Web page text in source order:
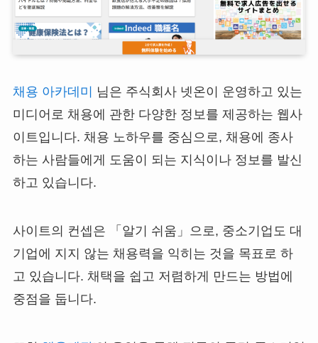
채용 아카데미 님은 주식회사 넷온이 운영하고 있는
미디어로 채용에 관한 다양한 정보를 제공하는 웹사
이트입니다. 채용 노하우를 중심으로, 채용에 종사
하는 사람들에게 도움이 되는 지식이나 정보를 발신
하고 있습니다.
사이트의 컨셉은 「알기 쉬움」으로, 중소기업도 대
기업에 지지 않는 채용력을 익히는 것을 목표로 하
고 있습니다. 채택을 쉽고 저렴하게 만드는 방법에
중점을 둡니다.